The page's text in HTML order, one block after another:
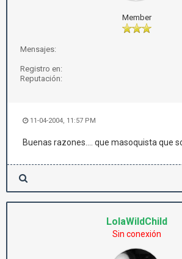
Member
Mensajes:
Registro en:
Reputación:
11-04-2004, 11:57 PM
Buenas razones.... que masoquista que
LolaWildChild
Sin conexión